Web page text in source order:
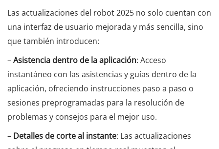
Las actualizaciones del robot 2025 no solo cuentan con
una interfaz de usuario mejorada y más sencilla, sino
que también introducen:
–Asistencia dentro de la aplicación: Acceso
instantáneo con las asistencias y guías dentro de la
aplicación, ofreciendo instrucciones paso a paso o
sesiones preprogramadas para la resolución de
problemas y consejos para el mejor uso.
– Detalles de corte al instante: Las actualizaciones